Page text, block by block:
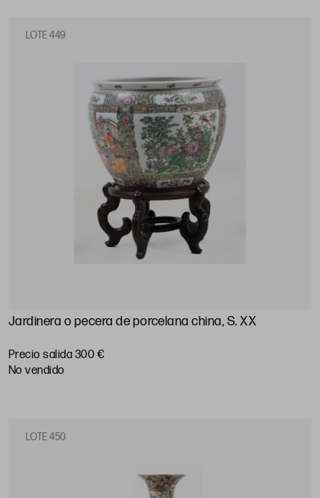
LOTE 449
Jardinera o pecera de porcelana china, S. XX
Precio salida 300 €
no vendido
LOTE 450